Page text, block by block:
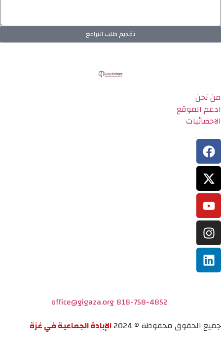
تقديم طلب الترافع
من نحن
ادعم الموقع
الاحصائيات
818-758-4852
office@gigaza.org
جميع الحقوق محفوظة © 2024
الإبادة الجماعية في غزة